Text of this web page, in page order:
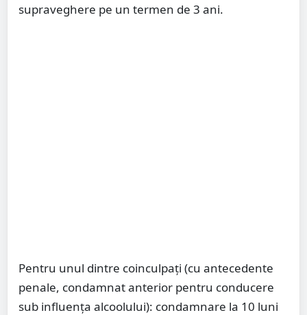
supraveghere pe un termen de 3 ani.
Pentru unul dintre coinculpați (cu antecedente
penale, condamnat anterior pentru conducere
sub influența alcoolului): condamnare la 10 luni